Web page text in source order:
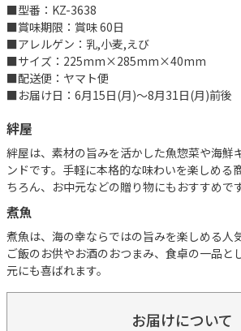
■型番：KZ-3638
■賞味期限：賞味 60日
■アレルゲン：乳,小麦,えび
■サイズ：225mm×285mm×40mm
■配送便：ヤマト便
■お届け日：6月15日(月)～8月31日(月)前後
絆屋
絆屋は、素材の旨みを活かした魚惣菜や海鮮
ンドです。手軽に本格的な味わいを楽しめる
ちろん、お中元などの贈り物にもおすすめです
煮魚
煮魚は、海の幸ならではの旨みを楽しめる人
ご飯のお供やお酒のおつまみ、食卓の一品と
元にも喜ばれます。
お届けについて